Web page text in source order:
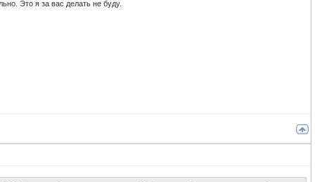
Это я за вас делать не буду.